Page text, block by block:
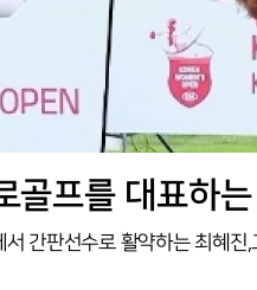
골프를 대표하